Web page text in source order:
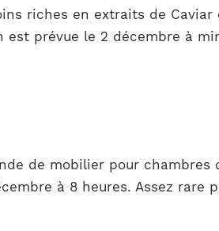
riches en extraits de
est prévue le 2 décembre à
de mobilier pour chambres
à 8 heures. Assez rare